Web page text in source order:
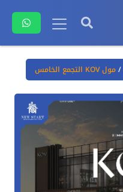
/مول KOV التجمع الخامس